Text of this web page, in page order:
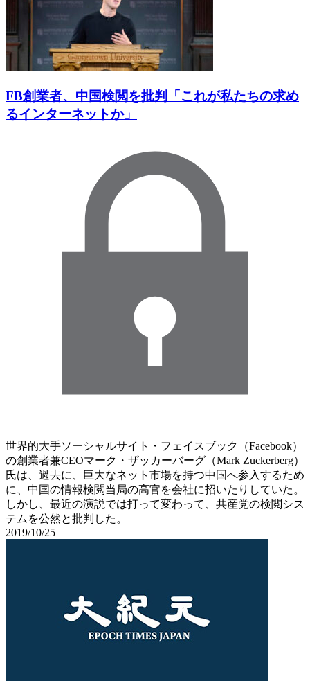
FB創業者、中国検閲を批判「これが私たちの求め
るインターネットか」
世界的大手ソーシャルサイト・フェイスブック（Facebook）
の創業者兼CEOマーク・ザッカーバーグ（Mark Zuckerberg）
氏は、過去に、巨大なネット市場を持つ中国へ参入するため
に、中国の情報検閲当局の高官を会社に招いたりしていた。
しかし、最近の演説では打って変わって、共産党の検閲シス
テムを公然と批判した。
2019/10/25